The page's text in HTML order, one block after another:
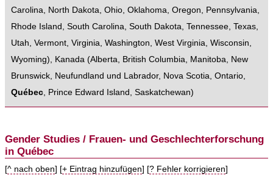
Carolina, North Dakota, Ohio, Oklahoma, Oregon, Pennsylvania,
Rhode Island , South Carolina, South Dakota, Tennessee, Texas,
Utah, Vermont, Virginia, Washington, West Virginia, Wisconsin,
Wyoming), Kanada (Alberta, British Columbia, Manitoba, New
Brunswick, Neufundland und Labrador, Nova Scotia, Ontario,
Québec, Prince Edward Island , Saskatchewan)
Gender Studies / Frauen- und Geschlechterforschung
in Québec
[^ nach oben] [+ Eintrag hinzufügen] [? Fehler korrigieren]